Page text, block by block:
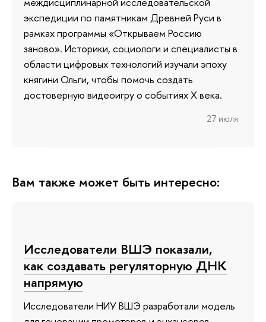
экспедиции по памятникам Древней Руси в
рамках программы «Открываем Россию
заново». Историки, социологи и специалисты в
области цифровых технологий изучали эпоху
княгини Ольги, чтобы помочь создать
достоверную видеоигру о событиях X века.
27 июля
Вам также может быть интересно:
Исследователи ВШЭ показали,
как создавать регуляторную ДНК
напрямую
Исследователи НИУ ВШЭ разработали модель